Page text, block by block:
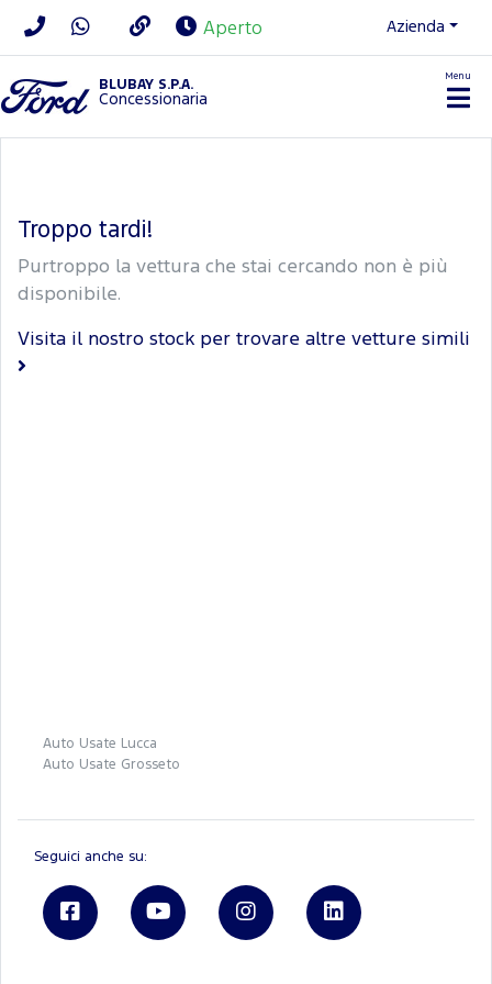
Aperto Azienda
BLUBAY S.P.A.
Concessionaria
Menu
Troppo tardi!
Purtroppo la vettura che stai cercando non è più
disponibile.
Visita il nostro stock per trovare altre vetture simili
Auto Usate Lucca
Auto Usate Grosseto
Seguici anche su: